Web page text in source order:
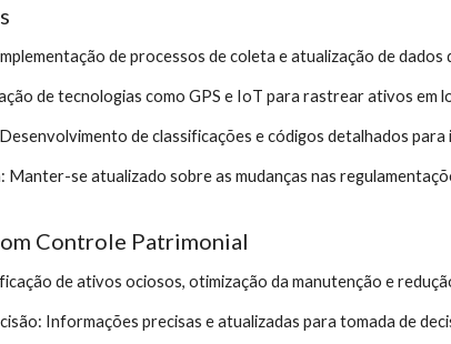
de processos de coleta e atualização de dados
de tecnologias como GPS e IoT para rastrear ativos em
de classificações e códigos detalhados
se atualizado sobre as mudanças nas
Controle Patrimonial
de ativos ociosos, otimização da manutenção e
Informações precisas e atualizadas para tomada de